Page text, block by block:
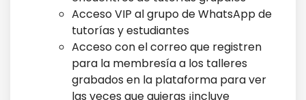
Acceso VIP al grupo de WhatsApp de
tutorías y estudiantes
Acceso con el correo que registren
para la membresía a los talleres
grabados en la plataforma para ver
las veces que quieras ¡incluye